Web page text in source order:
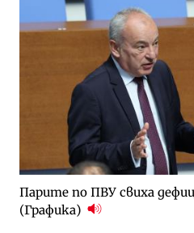
Парите по ПВУ свиха
(Графика)